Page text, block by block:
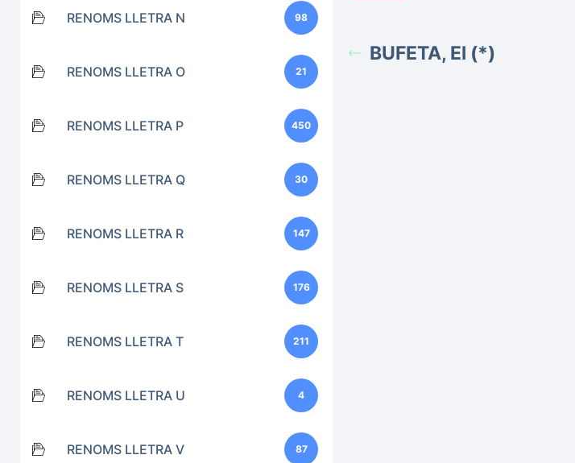
RENOMS LLETRA N 98
RENOMS LLETRA O 21
RENOMS LLETRA P 450
RENOMS LLETRA Q 30
RENOMS LLETRA R 147
RENOMS LLETRA S 176
RENOMS LLETRA T 211
RENOMS LLETRA U 4
RENOMS LLETRA V 87
BUFETA, El (*)